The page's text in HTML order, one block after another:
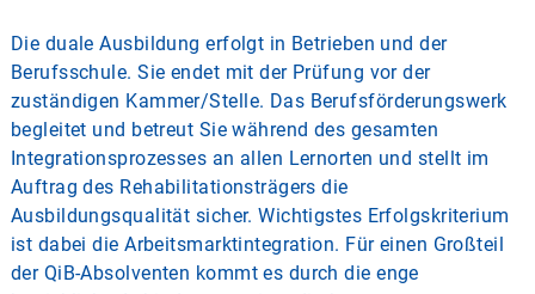
Die duale Ausbildung erfolgt in Betrieben und der
Berufsschule. Sie endet mit der Prüfung vor der
zuständigen Kammer/Stelle. Das Berufsförderungswerk
begleitet und betreut Sie während des gesamten
Integrationsprozesses an allen Lernorten und stellt im
Auftrag des Rehabilitationsträgers die
Ausbildungsqualität sicher. Wichtigstes Erfolgskriterium
ist dabei die Arbeitsmarktintegration. Für einen Großteil
der QiB-Absolventen kommt es durch die enge